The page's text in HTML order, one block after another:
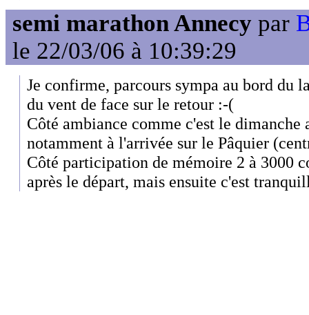
semi marathon Annecy par
le 22/03/06 à 10:39:29
Je confirme, parcours sympa au bord du
du vent de face sur le retour :-(
Côté ambiance comme c'est le
notamment à l'arrivée sur le Pâquier
Côté participation de mémoire 2 à 3000
après le départ, mais ensuite c'est